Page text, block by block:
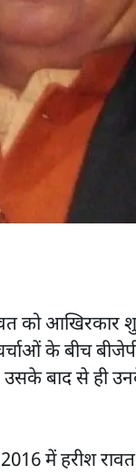
को आखिरकार
के बीच
उसके बाद से ही
में हरीश